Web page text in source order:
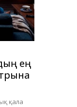
ең
қала